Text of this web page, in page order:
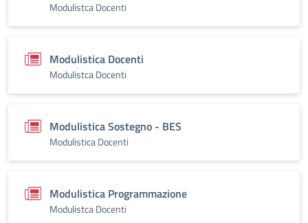
Modulistca Docenti
Modulistica Docenti
Modulistca Docenti
Modulistica Sostegno - BES
Modulistica Docenti
Modulistica Programmazione
Modulistca Docenti